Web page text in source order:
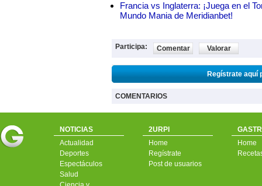
Francia vs Inglaterra: ¡Juega en el
Mundo Mania de Meridianbet!
Participa: Comentar Valorar
Regístrate aquí
COMENTARIOS
NOTICIAS
Actualidad
Deportes
Espectáculos
Salud
2URPI
Home
Regístrate
Post de usuarios
Home